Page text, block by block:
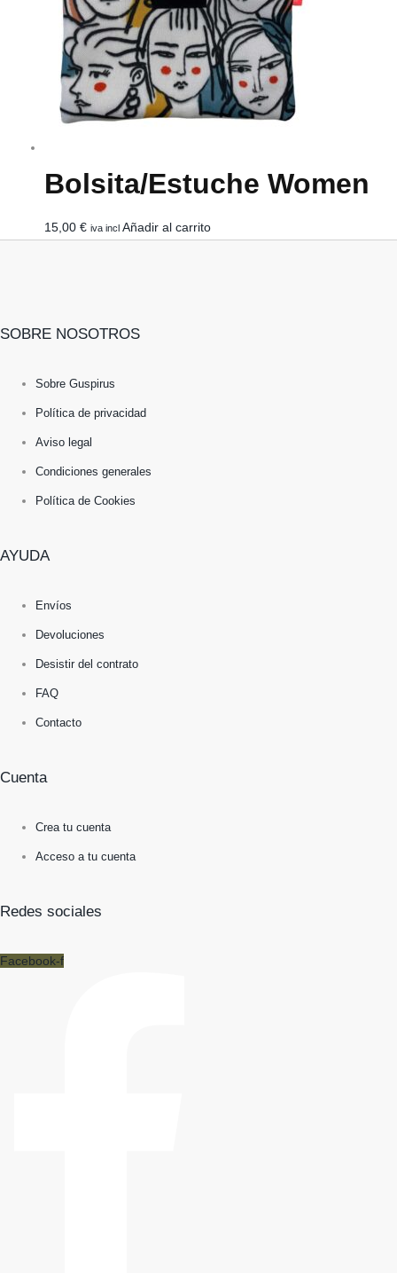
Bolsita/estuche Women
15,00 € iva incl Añadir al carrito
SOBRE NOSOTROS
Sobre Guspirus
Política de privacidad
Aviso legal
Condiciones generales
Política de Cookies
AYUDA
Envíos
Devoluciones
Desistir del contrato
FAQ
Contacto
Cuenta
Crea tu cuenta
Acceso a tu cuenta
Redes sociales
Facebook-f